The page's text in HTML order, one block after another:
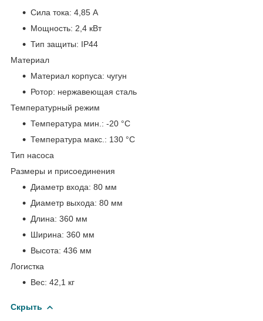
Сила тока: 4,85 А
Мощность: 2,4 кВт
Тип защиты: IP44
Материал
Материал корпуса: чугун
Ротор: нержавеющая сталь
Температурный режим
Температура мин.: -20 °С
Температура макс.: 130 °С
Тип насоса
Размеры и присоединения
Диаметр входа: 80 мм
Диаметр выхода: 80 мм
Длина: 360 мм
Ширина: 360 мм
Высота: 436 мм
Логистка
Вес: 42,1 кг
Скрыть